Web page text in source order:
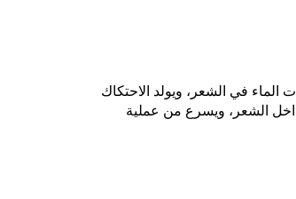
الماء في الشعر، ويولد الاحتكاك
داخل الشعر، ويسرع من عملية